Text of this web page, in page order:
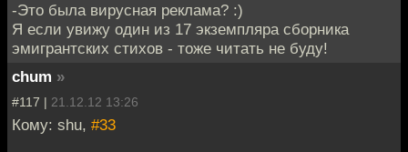
-Это была вирусная реклама? :)
Я если увижу один из 17 экземпляра сборника
эмигрантских стихов - тоже читать не буду!
chum »
#117 | 21.12.12 13:26
Кому: shu, #33